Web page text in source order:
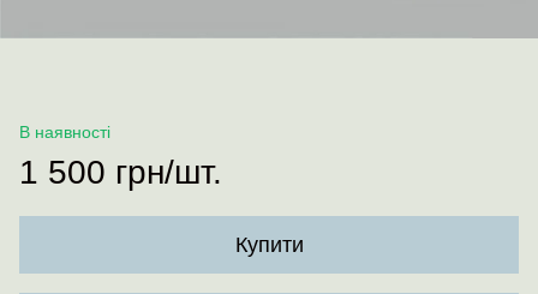
В наявності
1 500 грн/шт.
Купити